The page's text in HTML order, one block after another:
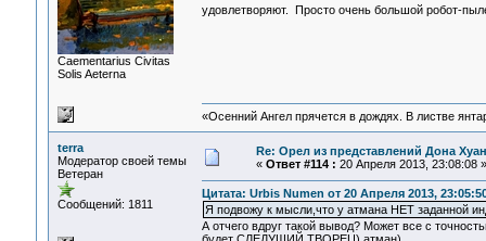
Сaementarius Civitas
Solis Aeterna
удовлетворяют. Просто очень большой робот-
«Осенний Ангел прячется в дождях. В листве
terra
Модератор своей темы
Ветеран
Сообщений: 1811
Re: Орел из представлений Дона
« Ответ #114 : 20 Апреля 2013, 23:08:08 »
Цитата: Urbis Numen от 20 Апреля 2013,
Я подвожу к мысли,что у атмана НЕТ заданной
А отчего вдруг такой вывод? Может все с